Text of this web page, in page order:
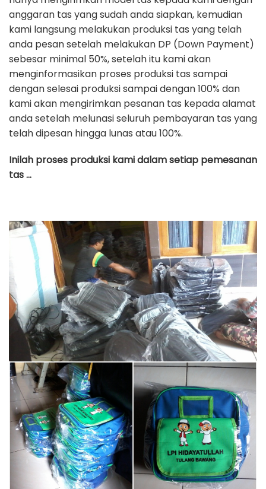
anggaran tas yang sudah anda siapkan, kemudian
kami langsung melakukan produksi tas yang telah
anda pesan setelah melakukan DP (Down Payment)
sebesar minimal 50%, setelah itu kami akan
menginformasikan proses produksi tas sampai
dengan selesai produksi sampai dengan 100% dan
kami akan mengirimkan pesanan tas kepada alamat
anda setelah melunasi seluruh pembayaran tas yang
telah dipesan hingga lunas atau 100%.
Inilah proses produksi kami dalam setiap pemesanan
tas …